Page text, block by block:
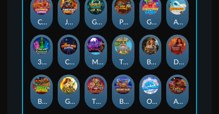
Crowned Corners Junkyard Kings 2 Ghostly Hallows Peek & Pounce Gobstopper Grind Avalanche
3 Arcane Cauldrons Crownlings Clusters Midnight Mirage Tikitopia BoosterBelt Bonnie's Buccaneers Demon Queen
Buzz Patrol Gearlab Genius The Crime File Behind Bars: Masterplan Opa Santorini! Arena of Iron